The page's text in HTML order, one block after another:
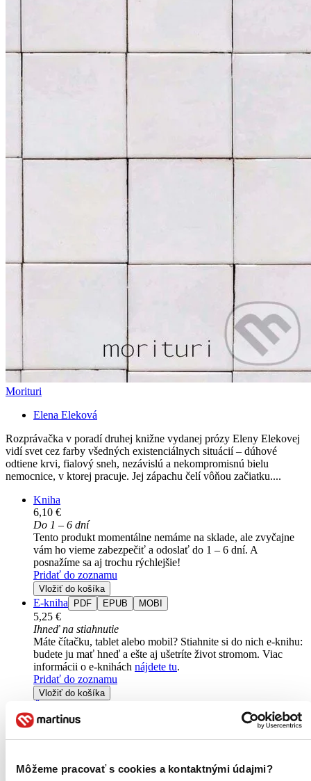
Môžeme pracovať s cookies a kontaktnými údajmi?
Morituri
Elena Eleková
Rozprávačka v poradí druhej knižne vydanej prózy Eleny Elekovej
vidí svet cez farby všedných existenciálnych situácií – dúhové
odtiene krvi, fialový sneh, nezávislú a nekompromisnú bielu
nemocnice, v ktorej pracuje. Jej zápachu čelí vôňou začiatku....
Kniha
6,10 €
Do 1 – 6 dní
Tento produkt momentálne nemáme na sklade, ale zvyčajne
vám ho vieme zabezpečiť a odoslať do 1 – 6 dní. A
posnažíme sa aj trochu rýchlejšie!
Pridať do zoznamu
Vložiť do košíka
E-kniha PDF EPUB MOBI
5,25 €
Ihneď na stiahnutie
Máte čítačku, tablet alebo mobil? Stiahnite si do nich e-knihu:
budete ju mať hneď a ešte aj ušetríte život stromom. Viac
informácii o e-knihách nájdete tu.
Pridať do zoznamu
Vložiť do košíka
výborný stav
a je vo
výbornom stave.Rozdiel medzi touto knihou a novou by ste
na niektorých obaloch zanechať stopy.